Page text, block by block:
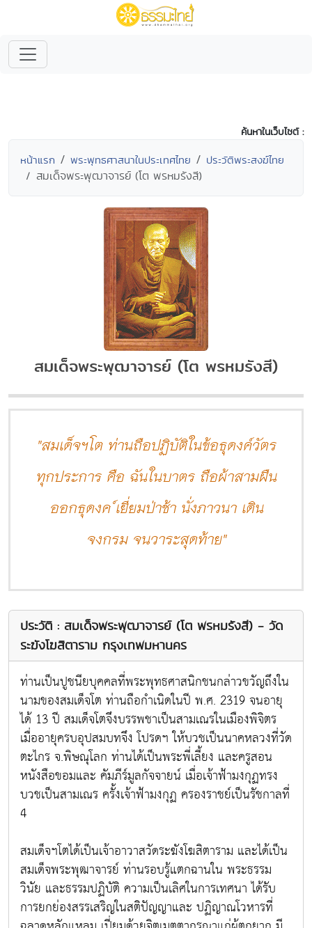
ค้นหาในเว็บไซต์ :
หน้าแรก พระพุทธศาสนาในประเทศไทย ประวัติพระสงฆ์ไทย
สมเด็จพระพุฒาจารย์ (โต พรหมรังสี)
สมเด็จพระพุฒาจารย์ (โต พรหมรังสี)
"สมเด็จฯโต ท่านถือปฏิบัติในข้อธุดงค์วัตร
ทุกประการ คือ ฉันในบาตร ถือผ้าสามผืน
ออกธุดงค ์เยี่ยมป่าช้า นั่งภาวนา เดิน
จงกรม จนวาระสุดท้าย"
ประวัติ : สมเด็จพระพุฒาจารย์ (โต พรหมรังสี) - วัด
ระฆังโฆสิตาราม กรุงเทพมหานคร
ท่านเป็นปูชนียบุคคลที่พระพุทธศาสนิกชนกล่าวขวัญถึงใน
นามของสมเด็จโต ท่านถือกำเนิดในปี พ.ศ. 2319 จนอายุ
ได้ 13 ปี สมเด็จโตจึงบรรพชาเป็นสามเณรในเมืองพิจิตร
เมื่ออายุครบอุปสมบทจึง โปรดฯ ให้บวชเป็นนาคหลวงที่วัด
ตะไกร จ.พิษณุโลก ท่านได้เป็นพระพี่เลี้ยง และครูสอน
หนังสือขอมและ คัมภีร์มูลกัจจายน์ เมื่อเจ้าฟ้ามงกุฏทรง
บวชเป็นสามเณร ครั้งเจ้าฟ้ามงกุฏ ครองราชย์เป็นรัชกาลที่
4
สมเด็จฯโตได้เป็นเจ้าอาวาสวัดระฆังโฆสิตาราม และได้เป็น
สมเด็จพระพุฒาจารย์ ท่านรอบรู้แตกฉานใน พระธรรม
วินัย และธรรมปฏิบัติ ความเป็นเลิศในการเทศนา ได้รับ
การยกย่องสรรเสริญในสติปัญญาและ ปฏิญาณโวหารที่